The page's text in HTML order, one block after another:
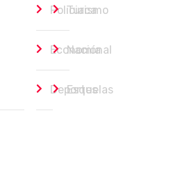
Policiaca
Turismo
Economía
Nacional
Deportes
Esquelas